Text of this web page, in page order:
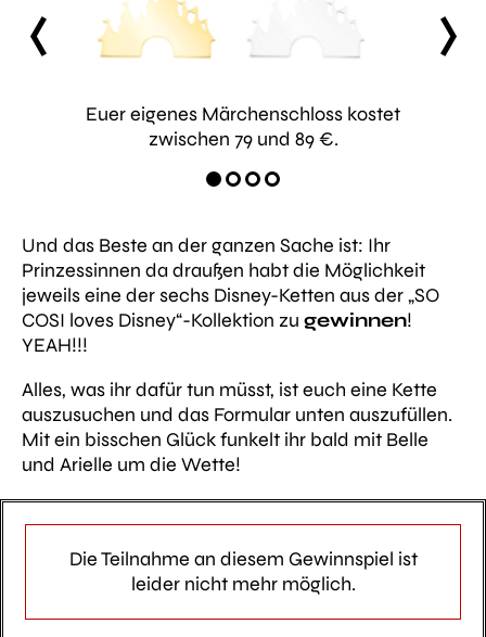
prev next
Euer eigenes Märchenschloss kostet
zwischen 79 und 89 €.
Und das Beste an der ganzen Sache ist: Ihr
Prinzessinnen da draußen habt die Möglichkeit
jeweils eine der sechs Disney-Ketten aus der „SO
COSI loves Disney“-Kollektion zu gewinnen!
YEAH!!!
Alles, was ihr dafür tun müsst, ist euch eine Kette
auszusuchen und das Formular unten auszufüllen.
Mit ein bisschen Glück funkelt ihr bald mit Belle
und Arielle um die Wette!
Die Teilnahme an diesem Gewinnspiel ist
leider nicht mehr möglich.